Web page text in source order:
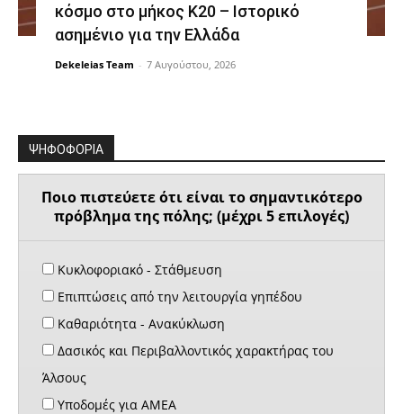
κόσμο στο μήκος Κ20 – Ιστορικό
ασημένιο για την Ελλάδα
Dekeleias Team - 7 Αυγούστου, 2026
ΨΗΦΟΦΟΡΙΑ
Ποιο πιστεύετε ότι είναι το σημαντικότερο
πρόβλημα της πόλης; (μέχρι 5 επιλογές)
Κυκλοφοριακό - Στάθμευση
Επιπτώσεις από την λειτουργία γηπέδου
Καθαριότητα - Ανακύκλωση
Δασικός και Περιβαλλοντικός χαρακτήρας του
Άλσους
Υποδομές για ΑΜΕΑ